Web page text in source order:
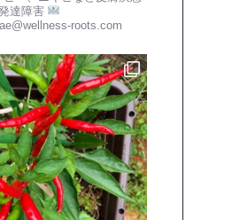
達障害
roots.com